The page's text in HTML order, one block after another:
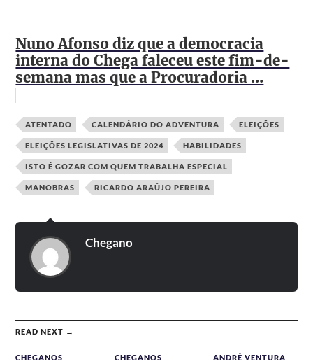
Nuno Afonso diz que a democracia
interna do Chega faleceu este fim-de-
semana mas que a Procuradoria ...
ATENTADO CALENDÁRIO DO ADVENTURA ELEIÇÕES
ELEIÇÕES LEGISLATIVAS DE 2024 HABILIDADES
ISTO É GOZAR COM QUEM TRABALHA ESPECIAL
MANOBRAS RICARDO ARAÚJO PEREIRA
Chegano
READ NEXT →
CHEGANOS
CHEGANOS
ANDRÉ VENTURA